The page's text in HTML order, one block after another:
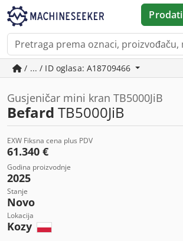
Prodati
/ ... / ID oglasa: A18709466
Gusjeničar mini kran TB5000JiB
Befard TB5000JiB
EXW Fiksna cena plus PDV
61.340 €
Godina proizvodnje
2025
Stanje
Novo
Lokacija
Kozy